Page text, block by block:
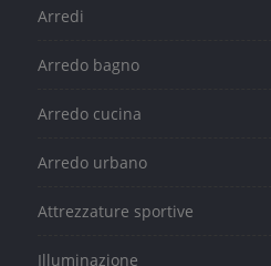
Arredi
Arredo bagno
Arredo cucina
Arredo urbano
Attrezzature sportive
Illuminazione